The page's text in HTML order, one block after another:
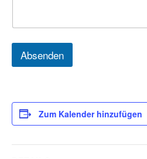
s
h
d
Absenden
Zum Kalender hinzufügen